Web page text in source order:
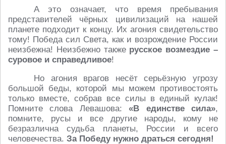
А это означает, что время пребывания
представителей чёрных цивилизаций на нашей
планете подходит к концу. Их агония свидетельство
тому! Победа сил Света, как и возрождение России
неизбежна! Неизбежно также русское возмездие –
суровое и справедливое!
Но агония врагов несёт серьёзную угрозу
большой беды, которой мы можем противостоять
только вместе, собрав все силы в единый кулак!
Помните слова Левашова:«В единстве сила»,
помните, русы и все другие народы, кому не
безразлична судьба планеты, России и всего
человечества. За Победу нужно драться сегодня!